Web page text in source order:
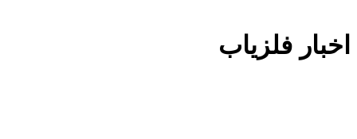
اخبار فلزیاب